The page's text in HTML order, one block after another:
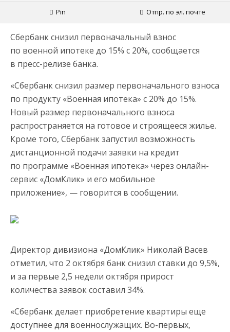
Pin Отпр. по эл. почте
Сбербанк снизил первоначальный взнос
по военной ипотеке до 15% с 20%, сообщается
в пресс-релизе банка.
«Сбербанк снизил размер первоначального взноса
по продукту «Военная ипотека» с 20% до 15%.
Новый размер первоначального взноса
распространяется на готовое и строящееся жилье.
Кроме того, Сбербанк запустил возможность
дистанционной подачи заявки на кредит
по программе «Военная ипотека» через онлайн-
сервис «ДомКлик» и его мобильное
приложение», — говорится в сообщении.
Директор дивизиона «ДомКлик» Николай Васев
отметил, что 2 октября банк снизил ставки до 9,5%,
и за первые 2,5 недели октября прирост
количества заявок составил 34%.
«Сбербанк делает приобретение квартиры еще
доступнее для военнослужащих. Во-первых,